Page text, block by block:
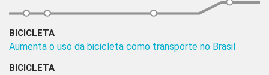
BICICLETA
Aumenta o uso da bicicleta como transporte no Brasil
BICICLETA